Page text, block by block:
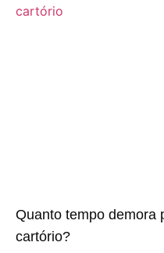
Quanto tempo demora
cartório?